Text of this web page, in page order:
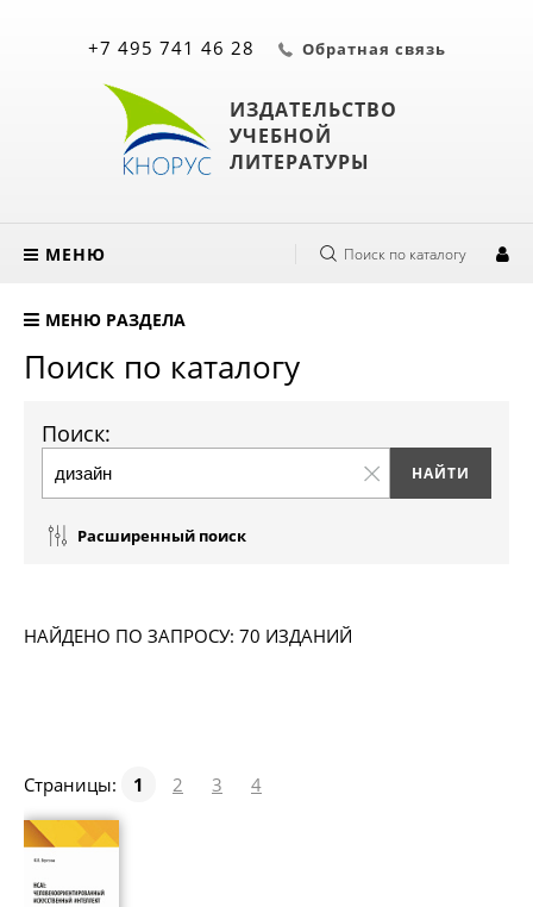
ИЗДАТЕЛЬСТВО
УЧЕБНОЙ
ЛИТЕРАТУРЫ
+7 495 741 46 28 Обратная связь
МЕНЮ Поиск по каталогу
МЕНЮ РАЗДЕЛА
Поиск по каталогу
Поиск:
Расширенный поиск
НАЙДЕНО ПО ЗАПРОСУ: 70 ИЗДАНИЙ
Страницы: 1 2 3 4